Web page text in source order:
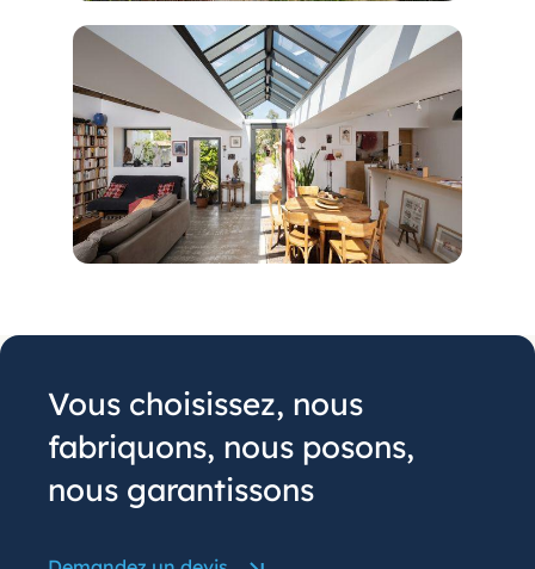
Vous choisissez, nous
fabriquons, nous posons,
nous garantissons